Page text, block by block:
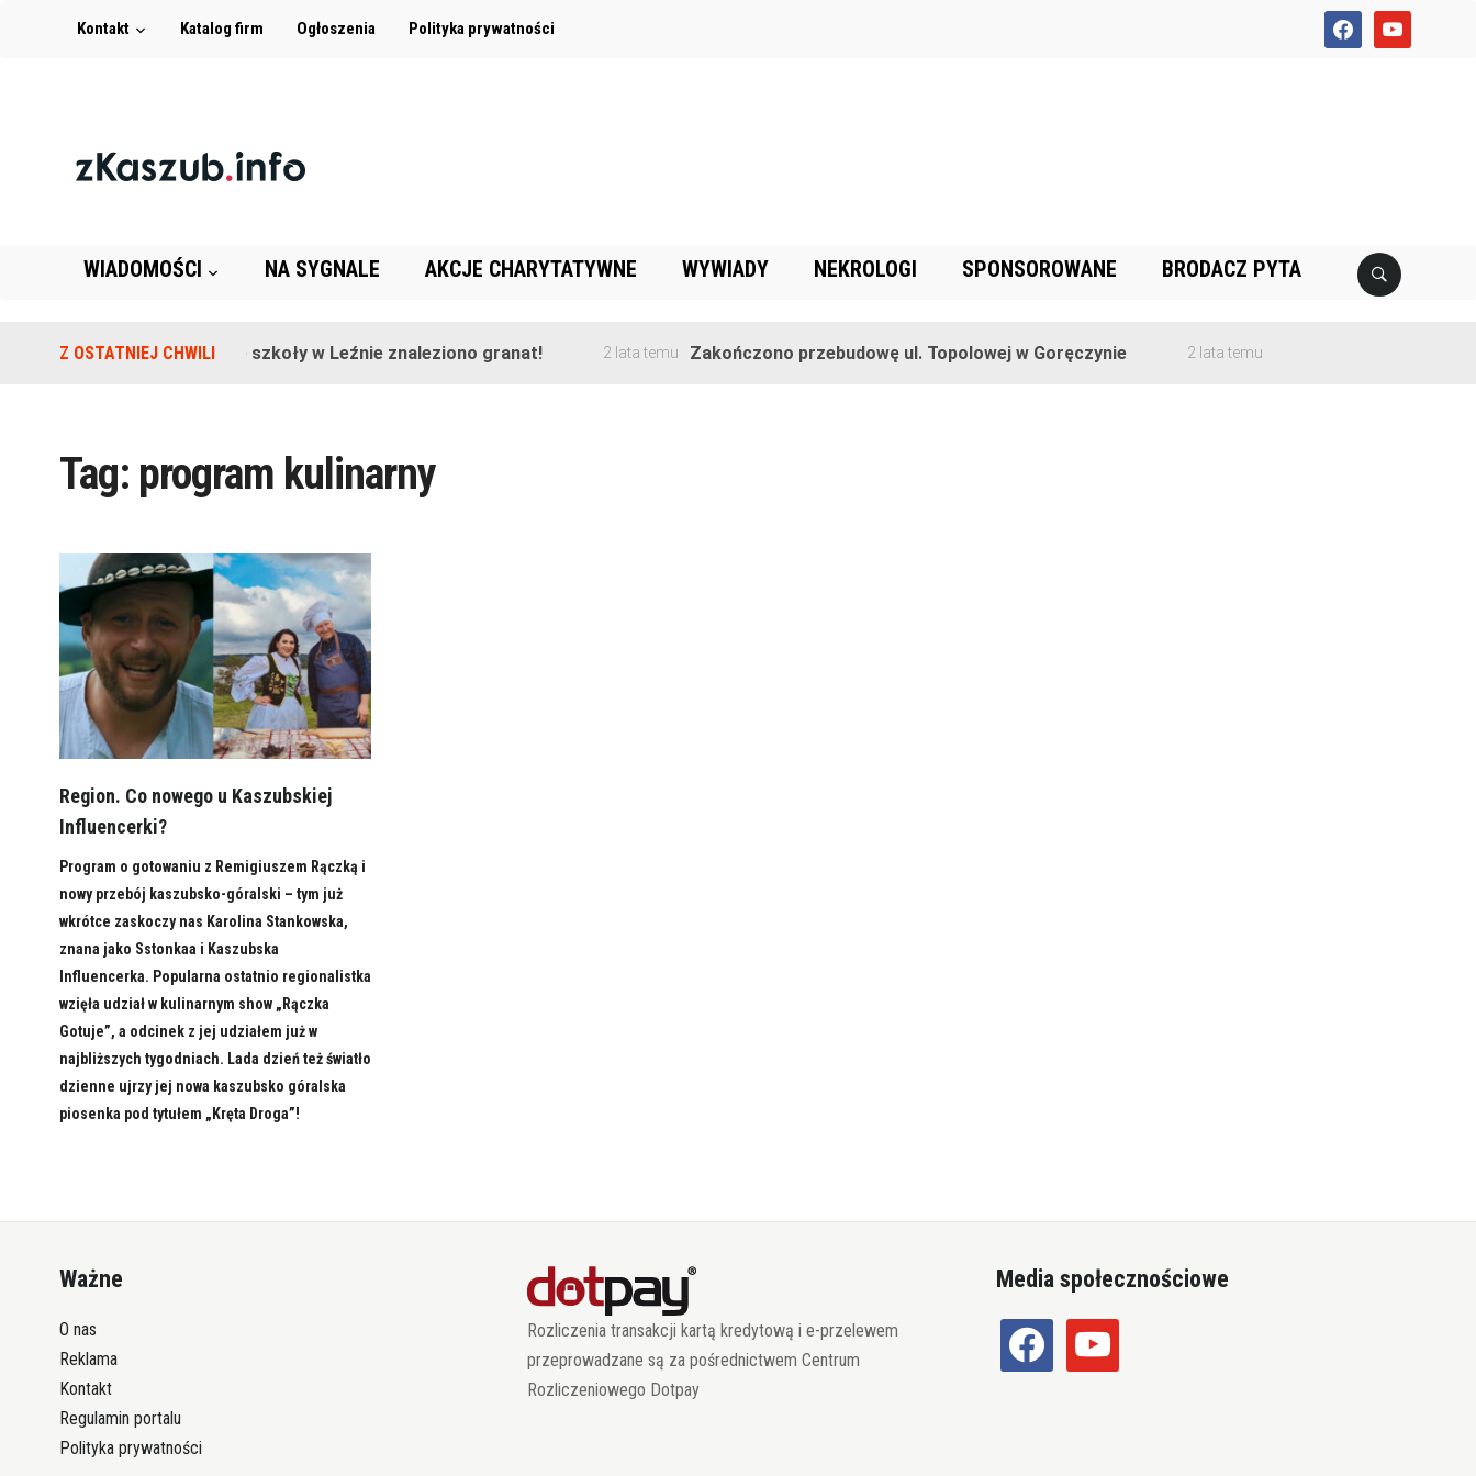
facebookyoutube
Kontakt Katalog firm Ogłoszenia Polityka prywatności
WIADOMOŚCI NA SYGNALE AKCJE CHARYTATYWNE WYWIADY NEKROLOGI SPONSOROWANE BRODACZ PYTA
Z OSTATNIEJ CHWILINa terenie szkoły w Leźnie znaleziono granat! 2 lata temu Zakończono przebudowę ul. Topolowej w Goręczynie 2 lata temu
Tag: program kulinarny
Region. Co nowego u Kaszubskiej
Influencerki?
Program o gotowaniu z Remigiuszem Rączką i
nowy przebój kaszubsko-góralski – tym już
wkrótce zaskoczy nas Karolina Stankowska,
znana jako Sstonkaa i Kaszubska
Influencerka. Popularna ostatnio regionalistka
wzięła udział w kulinarnym show „Rączka
Gotuje”, a odcinek z jej udziałem już w
najbliższych tygodniach. Lada dzień też światło
dzienne ujrzy jej nowa kaszubsko góralska
piosenka pod tytułem „Kręta Droga”!
Ważne
O nas
Reklama
Kontakt
Regulamin portalu
Polityka prywatności
Rozliczenia transakcji kartą kredytową i e-przelewem
przeprowadzane są za pośrednictwem Centrum
Rozliczeniowego Dotpay
Media społecznościowe
facebook youtube